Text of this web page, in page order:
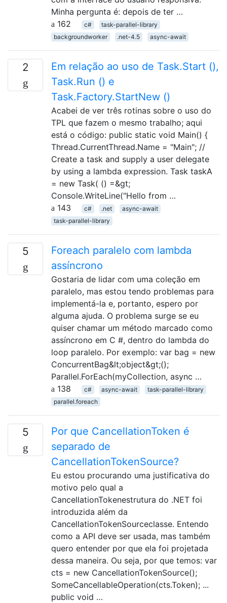
Minha pergunta é: depois de ter …
162
c#
task-parallel-library
backgroundworker
.net-4.5 async-await
2
Em relação ao uso de Task.Start (),
Task.Run () e
Task.Factory.StartNew ()
Acabei de ver três rotinas sobre o uso do
TPL que fazem o mesmo trabalho; aqui
está o código: public static void Main() {
Thread.CurrentThread.Name = "Main"; //
Create a task and supply a user delegate
by using a lambda expression. Task taskA
= new Task( () =&gt;
Console.WriteLine("Hello from …
143
c# .net
async-await
task-parallel-library
5
Foreach paralelo com lambda
assíncrono
Gostaria de lidar com uma coleção em
paralelo, mas estou tendo problemas para
implementá-la e, portanto, espero por
alguma ajuda. O problema surge se eu
quiser chamar um método marcado como
assíncrono em C #, dentro do lambda do
loop paralelo. Por exemplo: var bag = new
ConcurrentBag&lt;object&gt;();
Parallel.ForEach(myCollection, async …
138
c# async-await
task-parallel-library
parallel.foreach
5
Por que CancellationToken é
separado de
CancellationTokenSource?
Eu estou procurando uma justificativa do
motivo pelo qual a
CancellationTokenestrutura do .NET foi
introduzida além da
CancellationTokenSourceclasse. Entendo
como a API deve ser usada, mas também
quero entender por que ela foi projetada
dessa maneira. Ou seja, por que temos: var
cts = new CancellationTokenSource();
SomeCancellableOperation(cts.Token); ...
public void …